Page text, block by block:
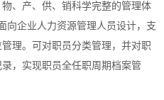
、产、供、销科学完整的管理体
向企业人力资源管理人员设计，支
理。可对职员分类管理，并对职
，实现职员全任职周期档案管